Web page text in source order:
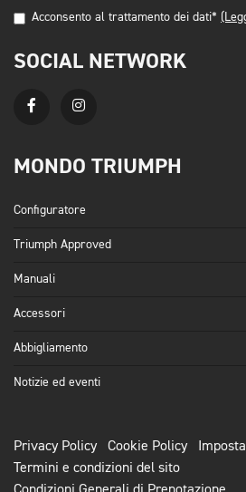
Acconsento al trattamento dei dati*
SOCIAL NETWORK
MONDO TRIUMPH
Configuratore
Triumph Approved
Manuali
Accessori
Abbigliamento
Notizie ed eventi
Privacy Policy Cookie Policy
Termini e condizioni del sito